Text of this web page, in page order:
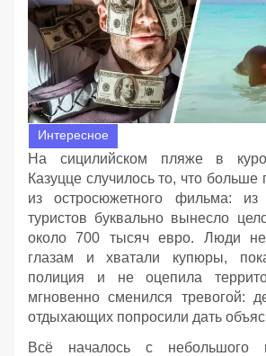
Интересное
На сицилийском пляже в
Казуцце случилось то, что
из остросюжетного фильма:
туристов буквально вынесло
около 700 тысяч евро. Люди
глазам и хватали купюры,
полиция и не оцепила
мгновенно сменился тревогой:
отдыхающих попросили дать
Всё началось с небольшого